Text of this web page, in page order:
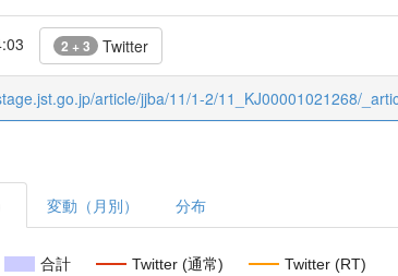
2 + 3 Twitter
article/jjba/11/1-2/11_KJ00001021268/
変動（月別） 分布
合計 Twitter (通常) Twitter (RT)